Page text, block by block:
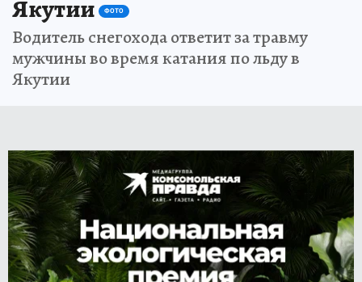
Якутии
ФОТО
Водитель снегохода ответит за травму
мужчины во время катания по льду в
Якутии